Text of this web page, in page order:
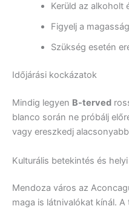
Kerüld az alkoholt
Figyelj a
Szükség esetén
Időjárási kockázatok
Mindig legyen B-terved
blanco során ne próbálj
vagy ereszkedj
Kulturális betekintés és
Mendoza város az
maga is látnivalókat kínál.